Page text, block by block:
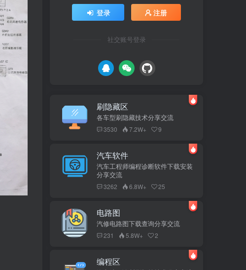
登录 注册
社交账号登录
刷隐藏区
各车型刷隐藏技术分享交流
3530 7.2W+ 9
汽车软件
汽车工程师编程诊断软件下载安装
分享交流
3262 6.8W+ 25
电路图
汽修电路图下载查询分享交流
231 5.8W+ 2
编程区